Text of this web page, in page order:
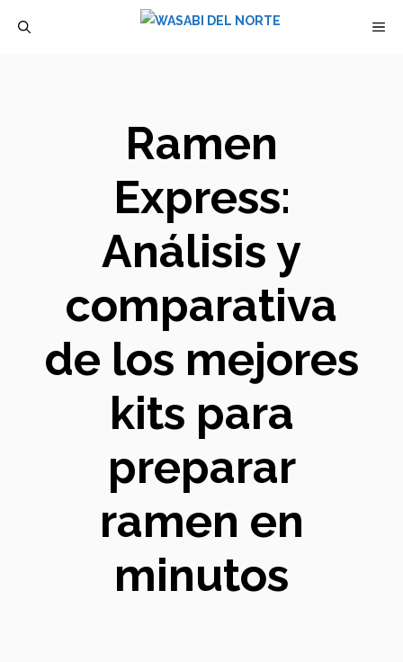
Ramen
Express:
Análisis y
comparativa
de los mejores
kits para
preparar
ramen en
minutos